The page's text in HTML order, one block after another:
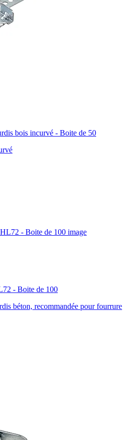
bois incurvé - Boite de 50
- Boite de 100
béton, recommandée pour fourrure